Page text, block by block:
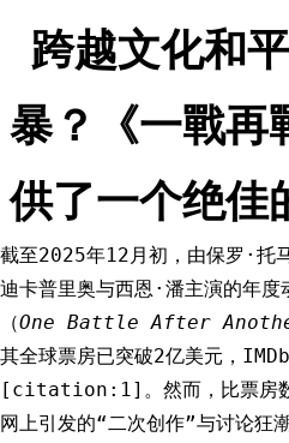
跨越文化和
暴？《一戰再
供了一个绝佳
截至2025年12月初，由保罗·托
迪卡普里奥与西恩·潘主演的年度
（One Battle After
其全球票房已突破2亿美元，
[citation:1]。然而，比票房数
网上引发的“二次创作”与讨论狂